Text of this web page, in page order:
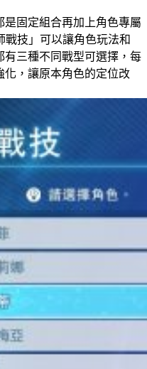
固定組合再加上角色專屬
戰技」可以讓角色玩法和
三種不同戰型可選擇，每
化，讓原本角色的定位改